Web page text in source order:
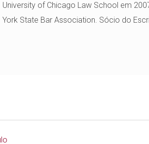
University of Chicago Law School em
York State Bar Association. Sócio do